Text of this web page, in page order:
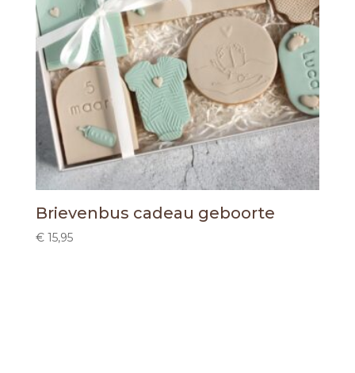
Brievenbus cadeau geboorte
€15,95